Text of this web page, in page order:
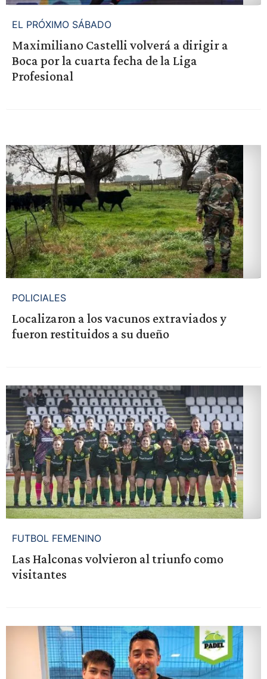
EL PRÓXIMO SÁBADO
Maximiliano Castelli volverá a dirigir a
Boca por la cuarta fecha de la Liga
Profesional
POLICIALES
Localizaron a los vacunos extraviados y
fueron restituidos a su dueño
FUTBOL FEMENINO
Las Halconas volvieron al triunfo como
visitantes